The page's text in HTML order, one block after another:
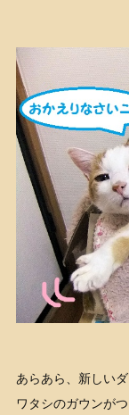
あらあら、新しい
ワタシのガウンが